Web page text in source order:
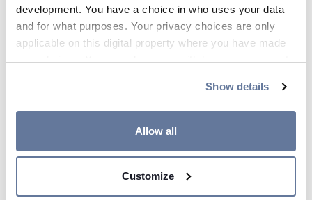
development. You have a choice in who uses your data
and for what purposes. Your privacy choices are only
applicable on this digital property where you have made
If you allow, we would also like to:
Identify your device by actively scanning it for
Show details
Allow all
Customize
dets livsforløb - hvilket i princippet
svarer til en fuld EPD fra vugge til
grav og genopstandelse.
Disse EPD'er er specificeret i
standarden ISO-14025 type III samt EN
15804:2012 +A2:2019 og er
udarbejdet på baggrund af en
livscyklusanalyse (LCA) i henhold